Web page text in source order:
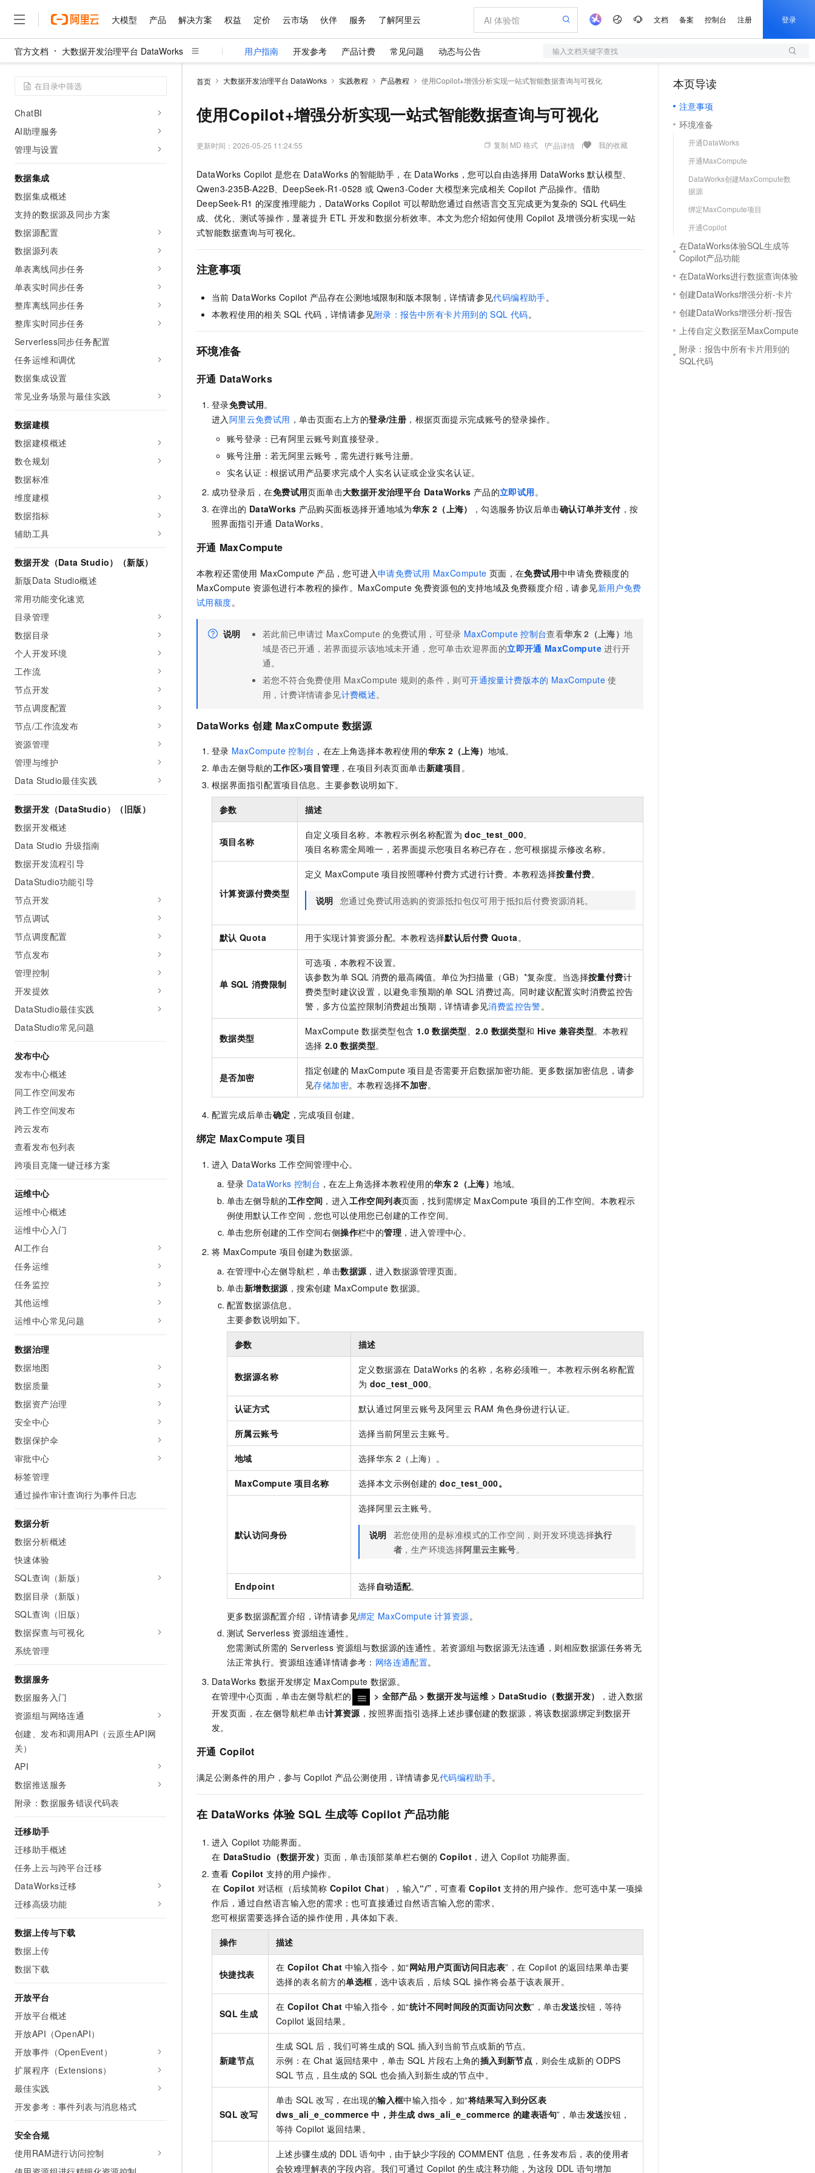
大模型 产品 解决方案 权益 定价 云市场 伙伴 服务 了解阿里云 文档 备案 控制台 注册 登录
官方文档 大数据开发治理平台 DataWorks 用户指南 开发参考 产品计费 常见问题 动态与公告 输入文档关键字查找
报警配置
Data Agent
Data Agent 概述
ChatBI
AI助理服务
管理与设置
数据集成
数据集成概述
支持的数据源及同步方案
数据源配置
数据源列表
单表离线同步任务
单表实时同步任务
整库离线同步任务
整库实时同步任务
Serverless同步任务配置
任务运维和调优
数据集成设置
常见业务场景与最佳实践
数据建模
数据建模概述
数仓规划
数据标准
维度建模
数据指标
辅助工具
数据开发（Data Studio）（新版）
新版Data Studio概述
常用功能变化速览
目录管理
数据目录
个人开发环境
工作流
节点开发
节点调度配置
节点/工作流发布
资源管理
管理与维护
Data Studio最佳实践
数据开发（DataStudio）（旧版）
数据开发概述
Data Studio 升级指南
数据开发流程引导
DataStudio功能引导
节点开发
节点调试
节点调度配置
节点发布
管理控制
开发提效
DataStudio最佳实践
DataStudio常见问题
发布中心
发布中心概述
同工作空间发布
跨工作空间发布
跨云发布
查看发布包列表
跨项目克隆一键迁移方案
运维中心
运维中心概述
运维中心入门
AI工作台
任务运维
任务监控
其他运维
运维中心常见问题
数据治理
数据地图
数据质量
数据资产治理
安全中心
数据保护伞
审批中心
标签管理
通过操作审计查询行为事件日志
数据分析
数据分析概述
快速体验
SQL查询（新版）
数据目录（新版）
SQL查询（旧版）
数据探查与可视化
系统管理
数据服务
数据服务入门
资源组与网络连通
创建、发布和调用API（云原生API网
关）
API
数据推送服务
附录：数据服务错误代码表
迁移助手
迁移助手概述
任务上云与跨平台迁移
DataWorks迁移
迁移高级功能
数据上传与下载
数据上传
数据下载
开放平台
开放平台概述
开放API（OpenAPI）
开放事件（OpenEvent）
扩展程序（Extensions）
最佳实践
开发参考：事件列表与消息格式
安全合规
使用RAM进行访问控制
首页 大数据开发治理平台 DataWorks 实践教程 产品教程 使用Copilot+增强分析实现一站式智能数据查询与可视化
使用Copilot+增强分析实现一站式智能数据查询与可视化
更新时间： 2026-05-25 11:24:55 复制 MD 格式 产品详情 我的收藏
DataWorks Copilot 是您在 DataWorks 的智能助手，在 DataWorks，您可以自由选择用 DataWorks 默认模型、
Qwen3-235B-A22B、DeepSeek-R1-0528 或 Qwen3-Coder 大模型来完成相关 Copilot 产品操作。借助
DeepSeek-R1 的深度推理能力，DataWorks Copilot 可以帮助您通过自然语言交互完成更为复杂的 SQL 代码生
成、优化、测试等操作，显著提升 ETL 开发和数据分析效率。本文为您介绍如何使用 Copilot 及增强分析实现一站
式智能数据查询与可视化。
注意事项
当前 DataWorks Copilot 产品存在公测地域限制和版本限制，详情请参见代码编程助手。
本教程使用的相关 SQL 代码，详情请参见附录：报告中所有卡片用到的 SQL 代码。
环境准备
开通 DataWorks
登录免费试用。
进入 阿里云免费试用 ，单击页面右上方的登录/注册 ，根据页面提示完成账号的登录操作。
账号登录：已有阿里云账号则直接登录。
账号注册：若无阿里云账号，需先进行账号注册。
实名认证：根据试用产品要求完成个人实名认证或企业实名认证。
成功登录后，在免费试用页面单击大数据开发治理平台 DataWorks 产品的立即试用 。
在弹出的 DataWorks 产品购买面板选择开通地域为华东 2（上海） ，勾选服务协议后单击确认订单并支付，按
照界面指引开通 DataWorks。
开通 MaxCompute
本教程还需使用 MaxCompute 产品，您可进入申请免费试用 MaxCompute 页面，在免费试用中申请免费额度的
MaxCompute 资源包进行本教程的操作。MaxCompute 免费资源包的支持地域及免费额度介绍，请参见新用户免费
试用额度。
说明 若此前已申请过 MaxCompute 的免费试用，可登录 MaxCompute 控制台查看华东 2（上海）地
域是否已开通，若界面提示该地域未开通，您可单击欢迎界面的立即开通 MaxCompute 进行开
通。
若您不符合免费使用 MaxCompute 规则的条件，则可开通按量计费版本的 MaxCompute 使
用，计费详情请参见计费概述。
DataWorks 创建 MaxCompute 数据源
登录 MaxCompute 控制台 ，在左上角选择本教程使用的华东 2（上海） 地域。
单击左侧导航的工作区>项目管理 ，在项目列表页面单击新建项目 。
根据界面指引配置项目信息。主要参数说明如下。
参数 描述
项目名称
自定义项目名称。本教程示例名称配置为 doc_test_000。
项目名称需全局唯一，若界面提示您项目名称已存在，您可根据提示修改名称。
计算资源付费类型
定义 MaxCompute 项目按照哪种付费方式进行计费。本教程选择按量付费。
说明 您通过免费试用选购的资源抵扣包仅可用于抵扣后付费资源消耗。
默认 Quota 用于实现计算资源分配。本教程选择默认后付费 Quota。
单 SQL 消费限制
可选项，本教程不设置。
该参数为单 SQL 消费的最高阈值。单位为扫描量（GB）*复杂度。当选择按量付费计
费类型时建议设置，以避免非预期的单 SQL 消费过高。同时建议配置实时消费监控告
警，多方位监控限制消费超出预期，详情请参见消费监控告警。
数据类型
MaxCompute 数据类型包含 1.0 数据类型、2.0 数据类型和 Hive 兼容类型。本教程
选择 2.0 数据类型。
是否加密
指定创建的 MaxCompute 项目是否需要开启数据加密功能。更多数据加密信息，请参
见存储加密。本教程选择不加密。
配置完成后单击确定 ，完成项目创建。
绑定 MaxCompute 项目
进入 DataWorks 工作空间管理中心。
登录 DataWorks 控制台 ，在左上角选择本教程使用的华东 2（上海）地域。
单击左侧导航的工作空间 ，进入工作空间列表页面，找到需绑定 MaxCompute 项目的工作空间。本教程示
例使用默认工作空间，您也可以使用您已创建的工作空间。
单击您所创建的工作空间右侧操作栏中的管理 ，进入管理中心。
将 MaxCompute 项目创建为数据源。
在管理中心左侧导航栏，单击数据源，进入数据源管理页面。
单击新增数据源，搜索创建 MaxCompute 数据源。
配置数据源信息。
主要参数说明如下。
参数 描述
数据源名称
定义数据源在 DataWorks 的名称，名称必须唯一。本教程示例名称配置
为 doc_test_000。
认证方式 默认通过阿里云账号及阿里云 RAM 角色身份进行认证。
所属云账号 选择当前阿里云主账号。
地域 选择华东 2（上海）。
MaxCompute 项目名称 选择本文示例创建的 doc_test_000。
默认访问身份
选择阿里云主账号。
说明 若您使用的是标准模式的工作空间，则开发环境选择执行
者 ，生产环境选择阿里云主账号。
Endpoint 选择自动适配。
更多数据源配置介绍，详情请参见绑定 MaxCompute 计算资源。
测试 Serverless 资源组连通性。
您需测试所需的 Serverless 资源组与数据源的连通性。若资源组与数据源无法连通，则相应数据源任务将无
法正常执行。资源组连通详情请参考： 网络连通配置。
DataWorks 数据开发绑定 MaxCompute 数据源。
在管理中心页面，单击左侧导航栏的
> 全部产品 >数据开发与运维 > DataStudio（数据开发）
，进入数据
开发页面，在左侧导航栏单击计算资源，按照界面指引选择上述步骤创建的数据源，将该数据源绑定到数据开
发。
开通 Copilot
满足公测条件的用户，参与 Copilot 产品公测使用，详情请参见代码编程助手。
在 DataWorks 体验 SQL 生成等 Copilot 产品功能
进入 Copilot 功能界面。
在 DataStudio（数据开发） 页面，单击顶部菜单栏右侧的 Copilot ，进入 Copilot 功能界面。
查看 Copilot 支持的用户操作。
在 Copilot 对话框（后续简称 Copilot Chat），输入“/” ，可查看 Copilot 支持的用户操作。您可选中某一项操
作后，通过自然语言输入您的需求；也可直接通过自然语言输入您的需求。
您可根据需要选择合适的操作使用，具体如下表。
操作 描述
快捷找表
在 Copilot Chat 中输入指令，如“网站用户页面访问日志表”，在 Copilot 的返回结果单击要
选择的表名前方的单选框，选中该表后，后续 SQL 操作将会基于该表展开。
SQL 生成
在 Copilot Chat 中输入指令，如“统计不同时间段的页面访问次数”，单击发送按钮，等待
Copilot 返回结果。
新建节点
生成 SQL 后，我们可将生成的 SQL 插入到当前节点或新的节点。
示例：在 Chat 返回结果中，单击 SQL 片段右上角的插入到新节点 ，则会生成新的 ODPS
SQL 节点，且生成的 SQL 也会插入到新生成的节点中。
SQL 改写
单击 SQL 改写，在出现的输入框中输入指令，如“将结果写入到分区表
dws_ali_e_commerce 中，并生成 dws_ali_e_commerce 的建表语句”，单击发送按钮，
等待 Copilot 返回结果。
上述步骤生成的 DDL 语句中，由于缺少字段的 COMMENT 信息，任务发布后，表的使用者
会较难理解表的字段内容。我们可通过 Copilot 的生成注释功能，为这段 DDL 语句增加
本页导读
注意事项
环境准备
开通DataWorks
开通MaxCompute
DataWorks创建MaxCompute数
据源
绑定MaxCompute项目
开通Copilot
在DataWorks体验SQL生成等
Copilot产品功能
在DataWorks进行数据查询体验
创建DataWorks增强分析-卡片
创建DataWorks增强分析-报告
上传自定义数据至MaxCompute
附录：报告中所有卡片用到的
SQL代码
大模型
千问AI平台 大模型服务平台百炼
Qwen3.8-Max HOT
智能体时代全能旗舰模型
Qwen3.7-Plus
能看、能想、能动手的多模态智能体模型
Qwen3-VL-Plus
Kimi-K3 NEW
Kimi 最新旗舰模型，长程编程与推理利器
Deepseek-v4-pro
HappyHorse-1.1-T2V
让文字生成流畅细腻的高质量视频
HappyHorse-1.1-I2V
语音识别与合成
Qwen3-TTS-Flash
Cosyvoice-V3-Flash
Fun-ASR
支持中英文自由切换，具备更强的噪声鲁棒性
千问AI平台-Token Plan
千问AI平台-模型体验
在线体验全尺寸、多种模态的模型效果
Happy 系列大模型
新一代 AI 视频生成模型，深度适配广告营销等场景
AI 应用构建
人工智能平台 PAI 秒悟
千问办公 NEW
一站式AI生产力平台
大模型解决方案
快速部署 Dify，高效搭建 AI 应用
依托云原生高可用架构,实现Dify私有化部署
10 分钟在聊天系统中增加一个 AI 助手
10分钟微调：让0.6B模型媲美235B模型 多模态数据信息提取
产品
精选产品
计算
容器
存储
安全
中间件
大数据计算
媒体服务
终端用户计算
Serverless
迁移与运维管理
专有云
精选产品
大模型服务与应用平台
多元化、高性能、安全可靠的大模型服务
无影云电脑
随时随地安全接入的云上超级电脑
云解析DNS
覆盖公网/内网、递归/权威、移动APP等全场景解析服务
提供智能易用的域名与建站服务
人工智能平台 PAI
一站式AI开发、训练和推理服务
Qoder CN
基于千问大模型等，支持代码智能生成、研发智能问答
安全可靠、弹性可伸缩的云计算服务
全托管，含MySQL、PostgreSQL、SQL Server、MariaDB多引擎
Qoder
面向真实软件的智能体编程平台
云原生数据库 PolarDB
100%兼容MySQL、PostgreSQL，兼容Oracle，支持集中和分布式
轻量应用服务器
数字证书管理服务（原SSL证书）
实现全站 HTTPS，呈现可信的 Web 访问
国内短信简单易用，安全可靠，秒级触达，全球覆盖200+国家和地区。
大数据开发治理平台 DataWorks
解决方案
精选解决方案
互联网应用开发
大数据
现代化应用
安全
网络
可观测
上云与迁云
企业出海
政企业务
精选解决方案
上传文档即自动完成翻译和格式还原
Hermes Agent，打造自进化智能体
自主进化，持久记忆，越用越聪明
快速拥有专属 OpenClaw
让AI从“聊天伙伴”进化为能干活的“数字员工”
Qwen-Audio-3.0-Realtime 端到端实时语音角色扮演
5 分钟轻松部署专属 QwenPaw
从聊天伙伴进化为能主动干活的本地数字员工
Claude Code + GStack 打造工程团队
安装技能 GStack，拥有专属 AI 工程团队
输入一句话想法, 轻松生成专业的 PPT
一键购买专属联机服务器，轻松开启游戏
高效搭建 AI 智能体与工作流应用
通过阿里云百炼高效搭建AI应用,助力高效开发
低代码高效构建企业门户网站
以可视化方式快速构建移动和 PC 门户网站
Agency Agents：拥有专属领域专家
HappyHorse 打造一站式影视创作平台
漫剧工坊：一站式动画创作平台
快速生产连贯的高质量长漫剧
10 分钟搭建微信、支付宝小程序
权益 普惠上云
云服务器38元/年起，超值低价云产品抢先购
推荐新用户得奖励，单订单最高返9万
云工开物
高校专属算力普惠，学生认证享300元代金券
免费试用
1亿+ 大模型 tokens 和 30+ 款产品免费体验
140+云产品 免费试用
大模型ACA认证体验
AI 特惠
至高享 1亿+免费 tokens，加速 Al 应用落地
Token Plan 模型订阅计划
Qwen3.8-Max 首发尝鲜，限时加量 10 倍，夜间低至2折
千问办公，限时限量积分加倍 NEW
你的AI工作搭子，覆盖日常办公高频场景
夜间 5 折，Qwen/Meoo/TokenPlan 客户专享
AI 场景体验
智能编程，一键开启高性价比 AI 编程新体验
从图文生成到视频创作，一键激活电商全链路生产力
AI 广告创作
图文、视频一站生成，高效打造优质广告素材
AI 建站
0 代码专业建站，无忧落地极速上线
AI智能应用，一键激活高效办公新体验
智能客服
自动承接线索、识别商机，让客服更高效、服务更出色。
AI 活动
AI 生产力先锋
先锋实践拓展 AI 生产力的边界
飞天发布时刻
所见，即是所愿
从基础到进阶，Agent 创客手把手教你
上云场景组合购
覆盖90%+业务场景，专享组合折扣价
云聚AI 严选权益
精选AI产品，从模型到应用全链提效
AI 用量加速计划
新老同享，达量后返
定价 产品定价
了解云产品的定价详情
云上成本管理
管理和优化成本
价格计算器
自助选配和估算价格
价格优势
配置报价器
阿里云 OPC 创新助力计划
Token 补贴，五大权
益加速 OPC 成功
云市场 精选商城
多端小程序
观测云
Tuya 物联网平台阿里云版
蓝凌 OA
畅捷通
AI空中课堂在线直播课堂（旗舰版）
生态解决方案
行业生态解决方案
AI 开发和 AI 应用解决方案
数据与 API
手机三要素
OCR 文字识别
发票查验
天气预报查询
广告营销
基础软件
宝塔 Linux
JAVA
全能环境
操作系统
SUSE
模板小程序
专业服务
SSL 证书
防火墙
主机安全
伙伴 成为销售伙伴
咨询伙伴
销售伙伴合作计划
无影生态合作计划
Salesforce On Alibaba Cloud
Consulting Partner 合作计划
AI 大模型销售与服务生态合作计划
成为产品伙伴
产品生态伙伴
产品伙伴合作计划
弹性计算合作计划
云网络合作计划
Salesforce On Alibaba Cloud ISV 合作
计划
服务伙伴合作计划
Al MaaS 服务伙伴赋能合作
伙伴信用分合作计划
合作伙伴培训与认证
查询合作伙伴
服务 售前咨询
售后服务
自助服务
在线服务
工单服务
短信专区
企业增值服务
专家技术服务
企业成长
服务实践
创新中心
阿里云认证
全部认证
信息公告
官网公告
健康状态
开发者社区
我要反馈
了解阿里云 为什么选择阿里云
技术领先
分析师报告
研究报告与白皮书
天池大赛
AI 算法大赛
最佳实践
云上奥运之旅
看见新力量
金融模力时刻
客户案例
市场活动
阿里云中企出海大会
魔搭 ModelScope
魔搭 ModelScope
科研合作
加入我们